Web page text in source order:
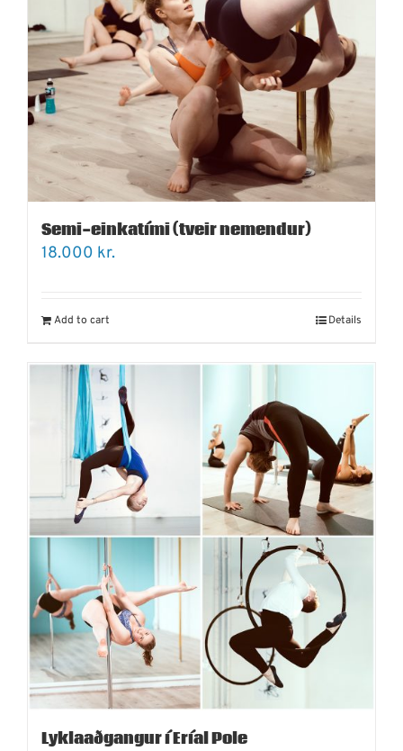
Semi-einkatími (tveir nemendur)
18.000 kr.
Add to cart Details
Lyklaaðgangur í Eríal Pole